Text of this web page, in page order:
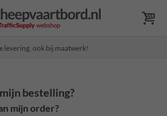
levering, ook bij maatwerk!
bestelling?
mijn order?